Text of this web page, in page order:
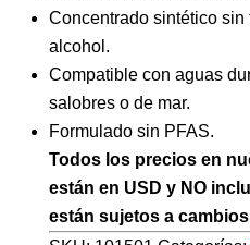
Concentrado sintético sin
alcohol.
Compatible con aguas
salobres o de mar.
Formulado sin PFAS.
Todos los precios en
están en USD y NO
están sujetos a